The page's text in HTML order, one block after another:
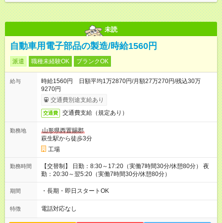
未読
自動車用電子部品の製造/時給1560円
派遣 職種未経験OK ブランクOK
給与
時給1560円 日額平均1万2870円/月額27万270円/残込30万
9270円
交通費別途支給あり
交通費 交通費支給（規定あり）
勤務地
山形県西置賜郡
萩生駅から徒歩3分
工場
勤務時間
【交替制】 日勤：8:30～17:20（実働7時間30分/休憩80分） 夜
勤：20:30～翌5:20（実働7時間30分/休憩80分）
期間 ・長期・即日スタートOK
特徴 電話対応なし